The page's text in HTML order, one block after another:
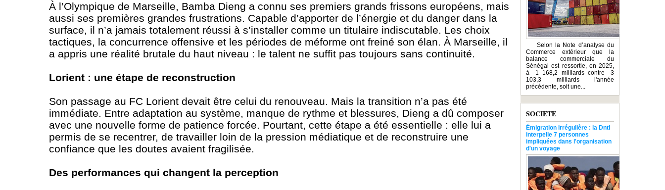
À l’Olympique de Marseille, Bamba Dieng a connu ses premiers grands frissons européens, mais
aussi ses premières grandes frustrations. Capable d’apporter de l’énergie et du danger dans la
surface, il n’a jamais totalement réussi à s’installer comme un titulaire indiscutable. Les choix
tactiques, la concurrence offensive et les périodes de méforme ont freiné son élan. À Marseille, il
a appris une réalité brutale du haut niveau : le talent ne suffit pas toujours sans continuité.
Lorient : une étape de reconstruction
Son passage au FC Lorient devait être celui du renouveau. Mais la transition n’a pas été
immédiate. Entre adaptation au système, manque de rythme et blessures, Dieng a dû composer
avec une nouvelle forme de patience forcée. Pourtant, cette étape a été essentielle : elle lui a
permis de se recentrer, de travailler loin de la pression médiatique et de reconstruire une
confiance que les doutes avaient fragilisée.
Des performances qui changent la perception
Selon la Note d’analyse du
Commerce extérieur que la
balance commerciale du
Sénégal est ressortie, en 2025,
à -1 168,2 milliards contre -3
103,3 milliards l'année
précédente, soit une...
SOCIETE
Émigration irrégulière : la Dntl
interpelle 7 personnes
impliquées dans l'organisation
d'un voyage